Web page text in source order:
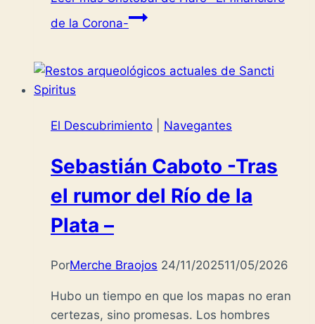
de la Corona-
El Descubrimiento Navegantes
Sebastián Caboto -Tras
el rumor del Río de la
Plata –
PorMerche Braojos 24/11/202511/05/2026
Hubo un tiempo en que los mapas no eran
certezas, sino promesas. Los hombres